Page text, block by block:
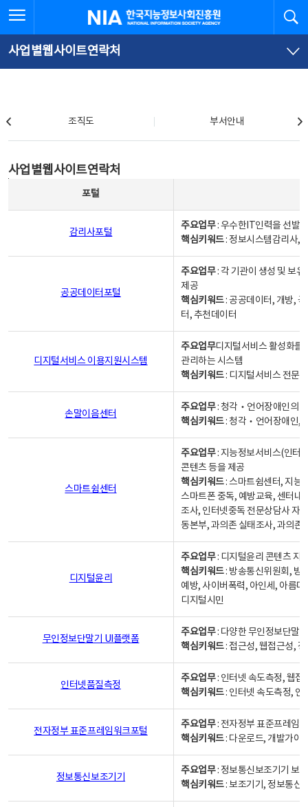
문
로
가
체
뉴
바
가
한국지능정보사회진흥원
사업별웹사이트연락처
조직도 부서안내
사업별웹사이트연락처
포털
감리사포털
주요업무: 우수한IT인력을 선발
핵심키워드: 정보시스템감리사,
공공데이터포털
주요업무: 각 기관이 생성 및 보
제공
핵심키워드: 공공데이터, 개방,
터, 추천데이터
디지털서비스 이용지원시스템
주요업무디지털서비스 활성화를
관리하는 시스템
핵심키워드: 디지털서비스 전문
손말이음센터
주요업무: 청각‧언어장애인의
핵심키워드: 청각‧언어장애인,
스마트쉼센터
주요업무: 지능정보서비스(인터
콘텐츠 등을 제공
핵심키워드: 스마트쉼센터, 지능
스마트폰 중독, 예방교육, 센터내
조사, 인터넷중독 전문상담사 자
동본부, 과의존 실태조사, 과의존
디지털윤리
주요업무: 디지털윤리 콘텐츠 지
핵심키워드: 방송통신위원회, 방
예방, 사이버폭력, 아인세, 아름
디지털시민
무인정보단말기 UI플랫폼
주요업무: 다양한 무인정보단말
핵심키워드: 접근성, 웹접근성,
인터넷품질측정
주요업무: 인터넷 속도측정, 웹접
핵심키워드: 인터넷 속도측정, 인
전자정부 표준프레임워크포털
주요업무: 전자정부 표준프레임
핵심키워드: 다운로드, 개발가이
정보통신보조기기
주요업무: 정보통신보조기기 보
핵심키워드: 보조기기, 정보통신